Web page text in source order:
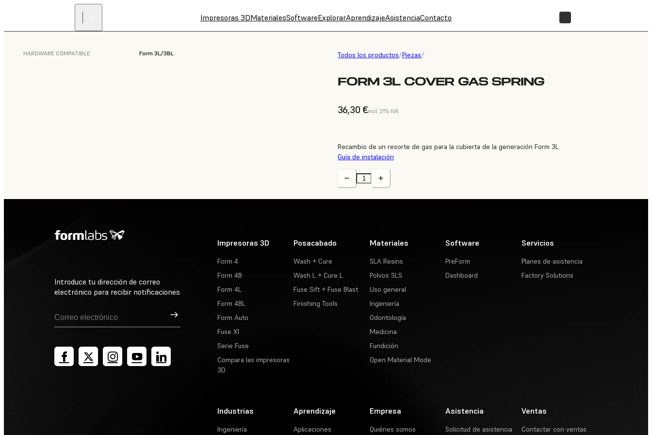
Impresoras 3DMaterialesSoftwareExplorarAprendizajeAsistenciaContacto
Todos los productos/Piezas/
FORM 3L COVER GAS SPRING
36,30 €incl. 21% IVA
HARDWARE COMPATIBLE Form 3L/3BL
Recambio de un resorte de gas para la cubierta de la generación Form 3L
Guía de instalación
Introduce tu dirección de correo
electrónico para recibir notificaciones
Suscribirse
Impresoras 3D
Form 4
Form 4B
Form 4L
Form 4BL
Form Auto
Fuse X1
Serie Fuse
Compara las impresoras
3D
Posacabado
Wash + Cure
Wash L + Cure L
Fuse Sift + Fuse Blast
Finishing Tools
Materiales
SLA Resins
Polvos SLS
Uso general
Ingeniería
Odontología
Medicina
Fundición
Open Material Mode
Software
PreForm
Dashboard
Servicios
Planes de asistencia
Factory Solutions
Industrias
Ingeniería
Aprendizaje
Aplicaciones
Empresa
Quiénes somos
Asistencia
Solicitud de asistencia
Ventas
Contactar con ventas